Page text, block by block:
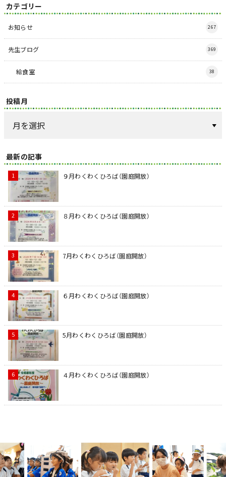
カテゴリー
お知らせ 267
先生ブログ 369
給食室 38
投稿月
最新の記事
９月わくわくひろば（園庭開放）
８月わくわくひろば（園庭開放）
7月わくわくひろば（園庭開放）
６月わくわくひろば（園庭開放）
5月わくわくひろば（園庭開放）
４月わくわくひろば（園庭開放）